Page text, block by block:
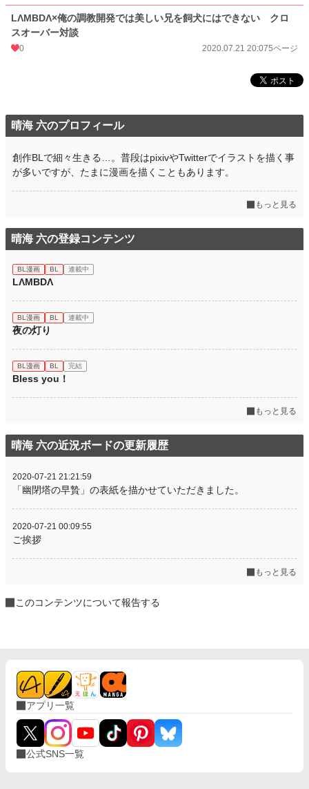
BL 1,080 位 / 1,080 件
お気に入り
更新日時 2020.07.21 20:07
初回公開日時 2020.07.21 20:07
週間ポイント 0 pt (1,406 位)
累計ポイント 5,051 pt (1,110 位)
LΛMBDΛ×俺の調教開発では美しい兄を飼犬にはできない クロ
スオーバー対談
0 2020.07.21 20:075ページ
晴海 六のプロフィール
創作BLで細々生きる…。普段はpixivやTwitterでイラストを描く事
が多いですが、たまに漫画を描くこともあります。
もっと見る
晴海 六の登録コンテンツ
BL漫画 BL 連載中
LΛMBDΛ
BL漫画 BL 連載中
夜の灯り
BL漫画 BL 完結
Bless you！
もっと見る
晴海 六の近況ボードの更新履歴
2020-07-21 21:21:59
「幽閉塔の早贄」の表紙を描かせていただきました。
2020-07-21 00:09:55
ご挨拶
もっと見る
このコンテンツについて報告する
アプリ一覧
公式SNS一覧